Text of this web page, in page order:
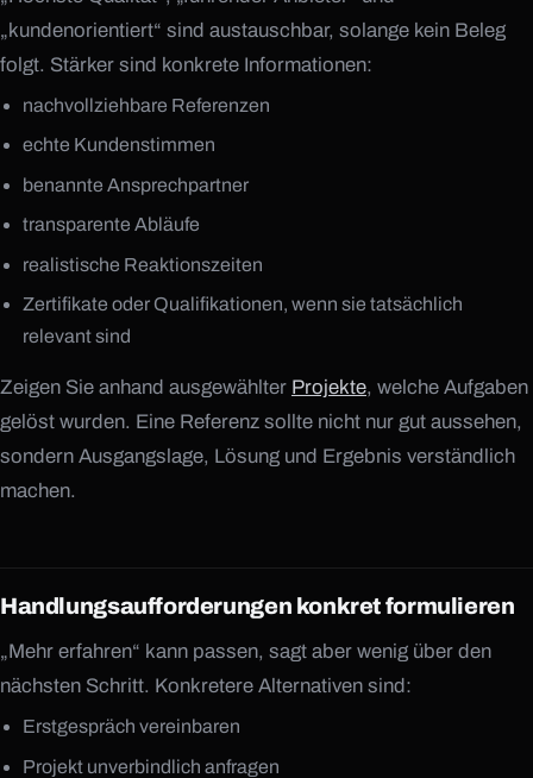
„kundenorientiert“ sind austauschbar, solange kein Beleg
folgt. Stärker sind konkrete Informationen:
nachvollziehbare Referenzen
echte Kundenstimmen
benannte Ansprechpartner
transparente Abläufe
realistische Reaktionszeiten
Zertifikate oder Qualifikationen, wenn sie tatsächlich
relevant sind
Zeigen Sie anhand ausgewählter Projekte, welche Aufgaben
gelöst wurden. Eine Referenz sollte nicht nur gut aussehen,
sondern Ausgangslage, Lösung und Ergebnis verständlich
machen.
Handlungsaufforderungen konkret formulieren
„Mehr erfahren“ kann passen, sagt aber wenig über den
nächsten Schritt. Konkretere Alternativen sind:
Erstgespräch vereinbaren
Projekt unverbindlich anfragen